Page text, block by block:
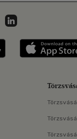
on
az Instagramon
Libri a
Libri applikáció